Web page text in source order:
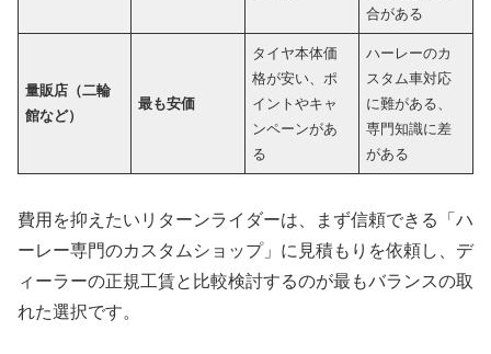
合がある
量販店（二輪
館など）
最も安価
タイヤ本体価
格が安い、ポ
イントやキャ
ンペーンがあ
る
ハーレーのカ
スタム車対応
に難がある、
専門知識に差
がある
費用を抑えたいリターンライダーは、まず信頼できる「ハ
ーレー専門のカスタムショップ」に見積もりを依頼し、デ
ィーラーの正規工賃と比較検討するのが最もバランスの取
れた選択です。